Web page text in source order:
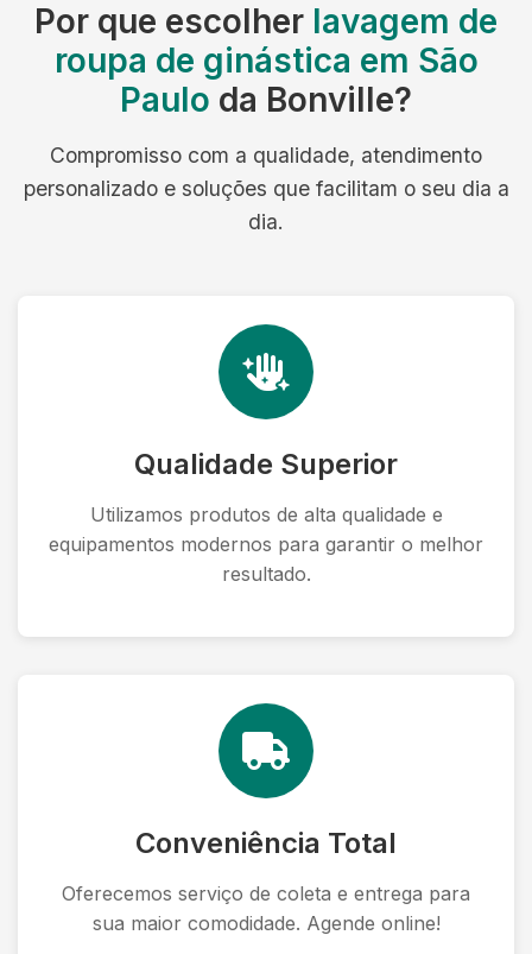
Por que escolher lavagem de
roupa de ginástica em São
Paulo da Bonville?
Compromisso com a qualidade, atendimento
personalizado e soluções que facilitam o seu dia a
dia.
Qualidade Superior
Utilizamos produtos de alta qualidade e
equipamentos modernos para garantir o melhor
resultado.
Conveniência Total
Oferecemos serviço de coleta e entrega para
sua maior comodidade. Agende online!